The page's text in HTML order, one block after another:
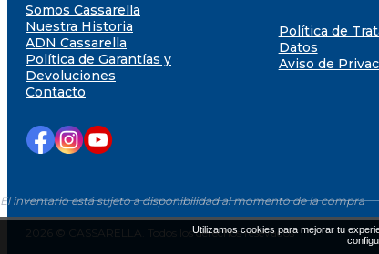
El inventario está sujeto a disponibilidad al momento de la compra
Somos Cassarella
Nuestra Historia
ADN Cassarella
Política de Garantías y
Devoluciones
Contacto
Política de
Datos
Aviso de
2026 © CASSARELLA. Todos los derechos resevados
Utilizamos cookies para mejorar tu